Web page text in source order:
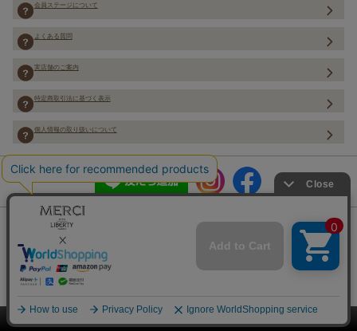
絞り込み
会員ステージについて
よくある質問
実店舗のご案内
特定商取引法に基づく表示
個人情報の取り扱いについて
Copyright (C) Merci Co.,Ltd. ALL rights reserved.
このページをPC用に切り替え